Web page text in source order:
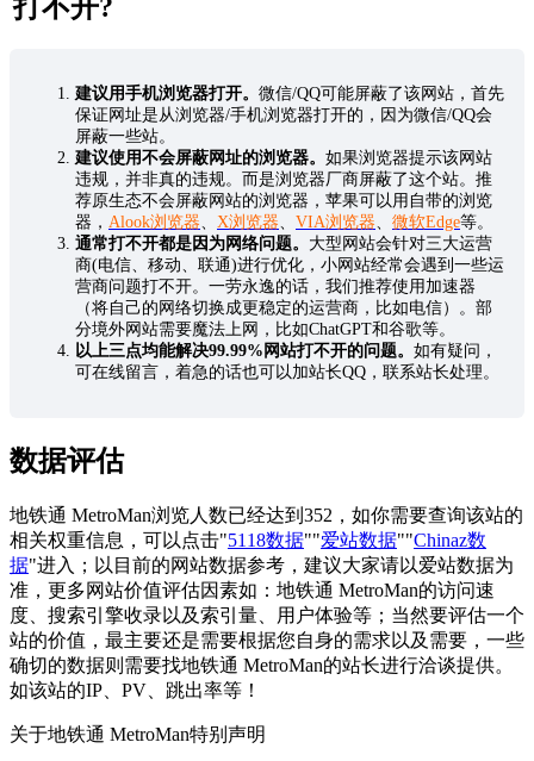
打不开?
建议用手机浏览器打开。 微信/QQ可能屏蔽了该网站，首先
保证网址是从浏览器/手机浏览器打开的，因为微信/QQ会
屏蔽一些站。
建议使用不会屏蔽网址的浏览器。 如果浏览器提示该网站
违规，并非真的违规。而是浏览器厂商屏蔽了这个站。推
荐原生态不会屏蔽网站的浏览器，苹果可以用自带的浏览
器， Alook浏览器、 X浏览器、 VIA浏览器、 微软Edge等。
通常打不开都是因为网络问题。 大型网站会针对三大运营
商(电信、移动、联通)进行优化，小网站经常会遇到一些运
营商问题打不开。一劳永逸的话，我们推荐使用加速器
（将自己的网络切换成更稳定的运营商，比如电信）。部
分境外网站需要魔法上网，比如ChatGPT和谷歌等。
以上三点均能解决99.99%网站打不开的问题。 如有疑问，
可在线留言，着急的话也可以加站长QQ，联系站长处理。
数据评估
地铁通 MetroMan浏览人数已经达到352，如你需要查询该站的
相关权重信息，可以点击"5118数据""爱站数据""Chinaz数
据"进入；以目前的网站数据参考，建议大家请以爱站数据为
准，更多网站价值评估因素如：地铁通 MetroMan的访问速
度、搜索引擎收录以及索引量、用户体验等；当然要评估一个
站的价值，最主要还是需要根据您自身的需求以及需要，一些
确切的数据则需要找地铁通 MetroMan的站长进行洽谈提供。
如该站的IP、PV、跳出率等！
关于地铁通 MetroMan特别声明